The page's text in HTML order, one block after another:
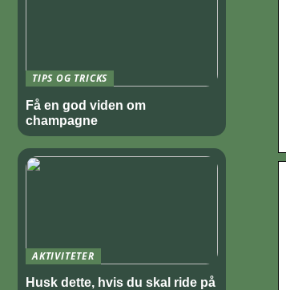
TIPS OG TRICKS
Få en god viden om
champagne
AKTIVITETER
Husk dette, hvis du skal ride på